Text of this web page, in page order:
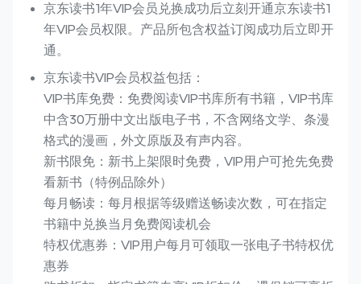
京东读书1年VIP会员兑换成功后立刻开通京东读书1
年VIP会员权限。产品所包含权益订阅成功后立即开
通。
京东读书VIP会员权益包括：
VIP书库免费：免费阅读VIP书库所有书籍，VIP书库
中含30万册中文出版电子书，不含网络文学、条漫
格式的漫画，外文原版及有声内容。
新书限免：新书上架限时免费，VIP用户可抢先免费
看新书（特例品除外）
每月畅读：每月根据等级赠送畅读次数，可在指定
书籍中兑换当月免费阅读机会
特权优惠券：VIP用户每月可领取一张电子书特权优
惠券